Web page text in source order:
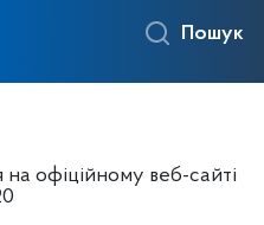
Пошук
офіційному веб-сайті